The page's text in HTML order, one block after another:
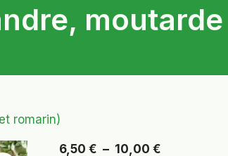
romarin)
6,50 € – 10,00 €Plage